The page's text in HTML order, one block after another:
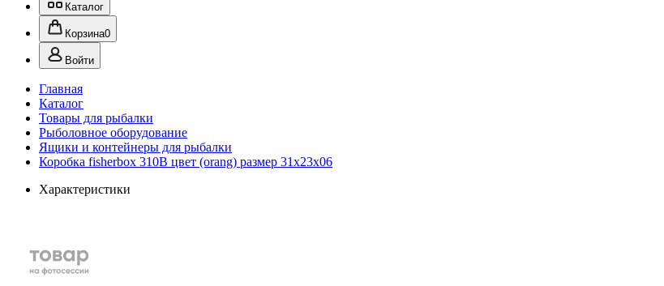
Каталог
Корзина0
Войти
Главная
Каталог
Товары для рыбалки
Рыболовное оборудование
Ящики и контейнеры для рыбалки
Коробка fisherbox 310B цвет (orang) размер 31x23x06
Характеристики